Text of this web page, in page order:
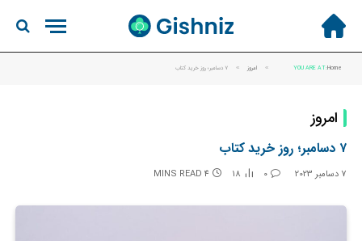
YOU ARE AT:Home
» امروز » ۷ دسامبر؛ روز خرید کتاب
امروز
۷ دسامبر؛ روز خرید کتاب
7 دسامبر 2023 0
18
4 MINS READ